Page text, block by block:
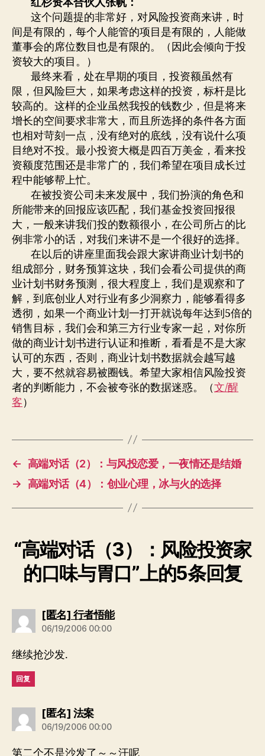
这个问题提的非常好，对风险投资商来讲，时
间是有限的，每个人能管的项目是有限的，人能做
董事会的席位数目也是有限的。（因此会倾向于投
资较大的项目。）
最终来看，处在早期的项目，投资额虽然有
限，但风险巨大，如果考虑这样的投资，标杆是比
较高的。这样的企业虽然我投的钱数少，但是将来
增长的空间要求非常大，而且所选择的条件各方面
也相对苛刻一点，没有绝对的底线，没有说什么项
目绝对不投。最小投资大概是四百万美金，看来投
资额度范围还是非常广的，我们希望在项目成长过
程中能够帮上忙。
在被投资公司未来发展中，我们扮演的角色和
所能带来的回报应该匹配，我们基金投资回报很
大，一般来讲我们投的数额很小，在公司所占的比
例非常小的话，对我们来讲不是一个很好的选择。
在以后的讲座里面我会跟大家讲商业计划书的
组成部分，财务预算这块，我们会看公司提供的商
业计划书财务预测，很大程度上，我们是观察和了
解，到底创业人对行业有多少洞察力，能够看得多
透彻，如果一个商业计划一打开就说每年达到5倍的
销售目标，我们会和第三方行业专家一起，对你所
做的商业计划书进行认证和推断，看看是不是大家
认可的东西，否则，商业计划书数据就会越写越
大，要不然就容易被圈钱。希望大家相信风险投资
者的判断能力，不会被夸张的数据迷惑。（文/醒
客）
← 高端对话（2）：与风投恋爱，一夜情还是结婚
→ 高端对话（4）：创业心理，冰与火的选择
“高端对话（3）：风险投资家
的口味与胃口”上的5条回复
[匿名] 行者悟能说：
06/19/2006 00:00
继续抢沙发.
回复
[匿名] 法案说：
06/19/2006 00:00
第二个不是沙发了～～汗呢